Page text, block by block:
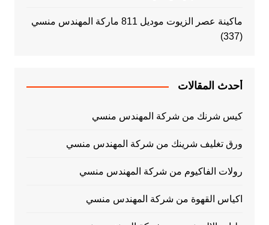
ماكينة عصر الزيوت موديل 811 ماركة المهندس منسي
(337)
أحدث المقالات
كيس شرنك من شركة المهندس منسي
ورق تغليف شرينك من شركة المهندس منسي
رولات الفاكيوم من شركة المهندس منسي
اكياس القهوة من شركة المهندس منسي